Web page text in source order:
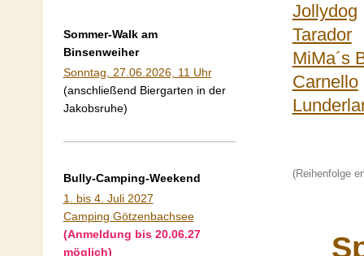
Jollydog
Tarador
MiMa´s
Carnello
(Reihenfolge
Sommer-Walk am
Binsenweiher
Sonntag, 27.06.2026, 11 Uhr
(anschließend Biergarten in der
Jakobsruhe)
Bully-Camping-Weekend
1
. bis 4. Juli 2027
Camping Götzenbachsee
(Anmeldung bis 20.06.27
möglich)